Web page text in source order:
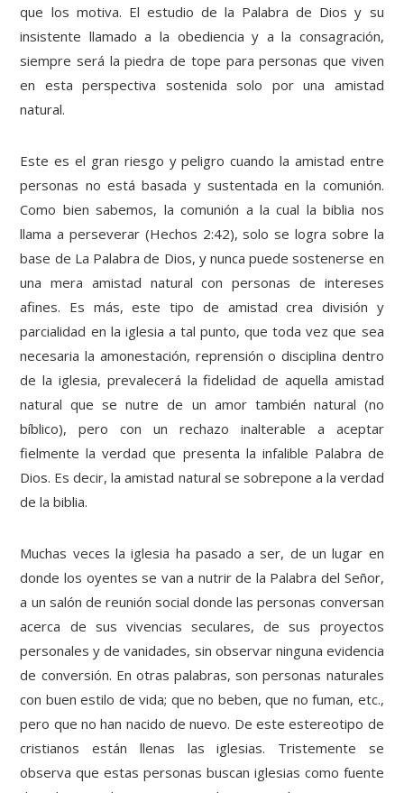
que los motiva. El estudio de la Palabra de Dios y su
insistente llamado a la obediencia y a la consagración,
siempre será la piedra de tope para personas que viven
en esta perspectiva sostenida solo por una amistad
natural.
Este es el gran riesgo y peligro cuando la amistad entre
personas no está basada y sustentada en la comunión.
Como bien sabemos, la comunión a la cual la biblia nos
llama a perseverar (Hechos 2:42), solo se logra sobre la
base de La Palabra de Dios, y nunca puede sostenerse en
una mera amistad natural con personas de intereses
afines. Es más, este tipo de amistad crea división y
parcialidad en la iglesia a tal punto, que toda vez que sea
necesaria la amonestación, reprensión o disciplina dentro
de la iglesia, prevalecerá la fidelidad de aquella amistad
natural que se nutre de un amor también natural (no
bíblico), pero con un rechazo inalterable a aceptar
fielmente la verdad que presenta la infalible Palabra de
Dios. Es decir, la amistad natural se sobrepone a la verdad
de la biblia.
Muchas veces la iglesia ha pasado a ser, de un lugar en
donde los oyentes se van a nutrir de la Palabra del Señor,
a un salón de reunión social donde las personas conversan
acerca de sus vivencias seculares, de sus proyectos
personales y de vanidades, sin observar ninguna evidencia
de conversión. En otras palabras, son personas naturales
con buen estilo de vida; que no beben, que no fuman, etc.,
pero que no han nacido de nuevo. De este estereotipo de
cristianos están llenas las iglesias. Tristemente se
observa que estas personas buscan iglesias como fuente